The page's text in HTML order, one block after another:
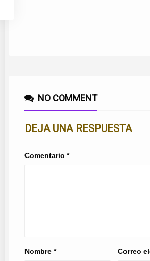
NO COMMENT
DEJA UNA RESPUESTA
Comentario *
Nombre * Correo